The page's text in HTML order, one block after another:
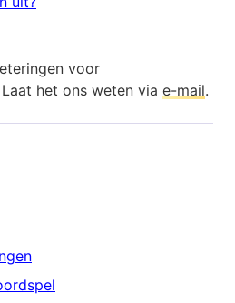
voor
het ons weten via e-mail.